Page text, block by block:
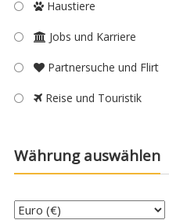
Haustiere
Jobs und Karriere
Partnersuche und Flirt
Reise und Touristik
Währung auswählen